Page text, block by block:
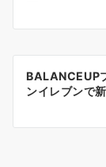
ン
BALANCEUP
ンイレブンで